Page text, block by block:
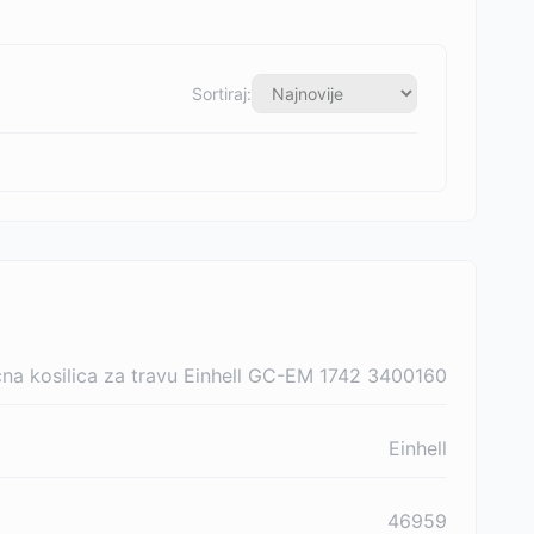
Sortiraj:
kosilica za travu Einhell GC-EM 1742 3400160
Einhell
46959